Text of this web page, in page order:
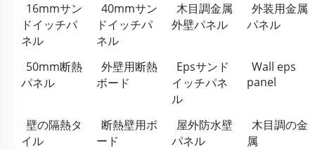
16mmサン
ドイッチパ
ネル
40mmサン
ドイッチパ
ネル
木目調金属
外壁パネル
外装用金属
パネル
50mm断熱
パネル
外壁用断熱
ボード
Epsサンド
イッチパネ
ル
Wall eps
panel
壁の隔熱タ
イル
断熱壁用ボ
ード
屋外防水壁
パネル
木目調の金
属